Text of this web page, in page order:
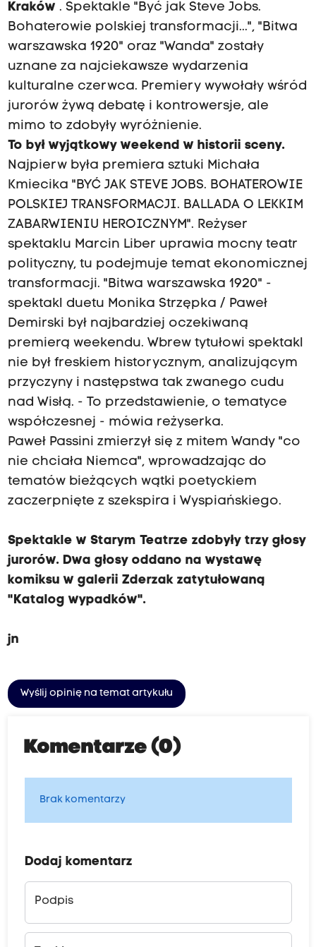
Kraków . Spektakle "Być jak Steve Jobs.
Bohaterowie polskiej transformacji...", "Bitwa
warszawska 1920" oraz "Wanda" zostały
uznane za najciekawsze wydarzenia
kulturalne czerwca. Premiery wywołały wśród
jurorów żywą debatę i kontrowersje, ale
mimo to zdobyły wyróżnienie.
To był wyjątkowy weekend w historii sceny.
Najpierw była premiera sztuki Michała
Kmiecika "BYĆ JAK STEVE JOBS. BOHATEROWIE
POLSKIEJ TRANSFORMACJI. BALLADA O LEKKIM
ZABARWIENIU HEROICZNYM". Reżyser
spektaklu Marcin Liber uprawia mocny teatr
polityczny, tu podejmuje temat ekonomicznej
transformacji. "Bitwa warszawska 1920" -
spektakl duetu Monika Strzępka / Paweł
Demirski był najbardziej oczekiwaną
premierą weekendu. Wbrew tytułowi spektakl
nie był freskiem historycznym, analizującym
przyczyny i następstwa tak zwanego cudu
nad Wisłą. - To przedstawienie, o tematyce
współczesnej - mówia reżyserka.
Paweł Passini zmierzył się z mitem Wandy "co
nie chciała Niemca", wprowadzając do
tematów bieżących wątki poetyckiem
zaczerpnięte z szekspira i Wyspiańskiego.
Spektakle w Starym Teatrze zdobyły trzy głosy
jurorów. Dwa głosy oddano na wystawę
komiksu w galerii Zderzak zatytułowaną
"Katalog wypadków".
jn
Wyślij opinię na temat artykułu
Komentarze (0)
Brak komentarzy
Dodaj komentarz
Podpis